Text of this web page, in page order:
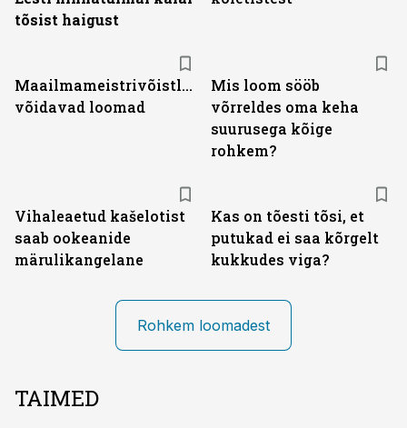
tõsist haigust
Maailmameistrivõistlustel
võidavad loomad
Mis loom sööb
võrreldes oma keha
suurusega kõige
rohkem?
Vihaleaetud kašelotist
saab ookeanide
märulikangelane
Kas on tõesti tõsi, et
putukad ei saa kõrgelt
kukkudes viga?
Rohkem loomadest
TAIMED